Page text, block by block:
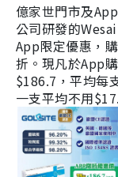
億家世門市及
公司研發的
App限定優惠，
折。現凡於App
$186.7，平均每
一支平均不用